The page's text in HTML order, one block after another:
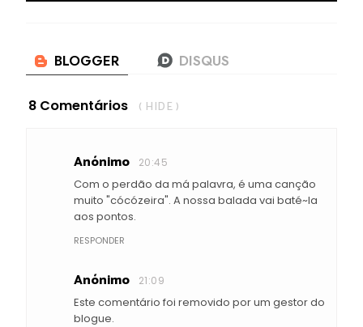
8 Comentários ( HIDE )
Anónimo 20:45
Com o perdão da má palavra, é uma canção
muito "cócózeira". A nossa balada vai baté~la
aos pontos.
RESPONDER
Anónimo 21:09
Este comentário foi removido por um gestor do
blogue.